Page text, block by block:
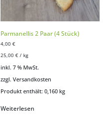
Parmanellis 2 Paar (4 Stück)
4,00€
25,00€ /kg
inkl. 7 % MwSt.
zzgl.Versandkosten
Produkt enthält: 0,160 kg
Weiterlesen